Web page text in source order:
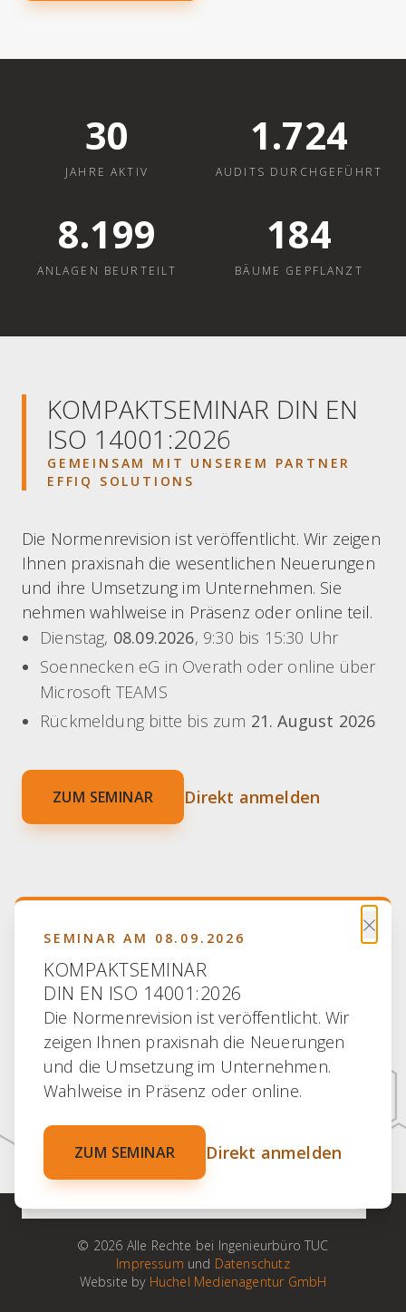
30
JAHRE AKTIV
1.724
AUDITS DURCHGEFÜHRT
8.200
ANLAGEN BEURTEILT
184
BÄUME GEPFLANZT
KOMPAKTSEMINAR DIN EN
ISO 14001:2026
GEMEINSAM MIT UNSEREM PARTNER
EFFIQ SOLUTIONS
Die Normenrevision ist veröffentlicht. Wir zeigen
Ihnen praxisnah die wesentlichen Neuerungen
und ihre Umsetzung im Unternehmen. Sie
nehmen wahlweise in Präsenz oder online teil.
Dienstag, 08.09.2026, 9:30 bis 15:30 Uhr
Soennecken eG in Overath oder online über
Microsoft TEAMS
Rückmeldung bitte bis zum 21. August 2026
ZUM SEMINAR Direkt anmelden
×
SEMINAR AM 08.09.2026
KOMPAKTSEMINAR
DIN EN ISO 14001:2026
Die Normenrevision ist veröffentlicht. Wir
zeigen Ihnen praxisnah die Neuerungen
und die Umsetzung im Unternehmen.
Wahlweise in Präsenz oder online.
ZUM SEMINAR Direkt anmelden
30 JAHRE ERFAHRUNG
30 JAHRE PARTNERSCHAFT
30 JAHRE KOMPETENZ
30 JAHRE ENGAGEMENT
100 % VERTRAUEN
© 2026 Alle Rechte bei Ingenieurbüro TUC
Impressum und Datenschutz
Website by Huchel Medienagentur GmbH